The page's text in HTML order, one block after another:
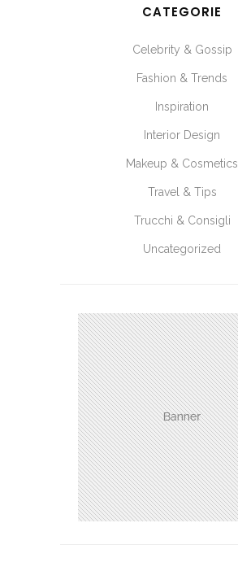
CATEGORIE
Celebrity & Gossip
Fashion & Trends
Inspiration
Interior Design
Makeup & Cosmetics
Travel & Tips
Trucchi & Consigli
Uncategorized